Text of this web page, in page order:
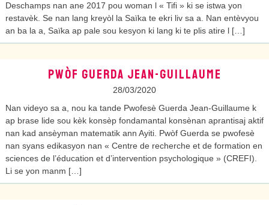
Deschamps nan ane 2017 pou woman l « Tifi » ki se istwa yon
restavèk. Se nan lang kreyòl la Saïka te ekri liv sa a. Nan entèvyou
an ba la a, Saïka ap pale sou kesyon ki lang ki te plis atire l […]
PWÒF GUERDA JEAN-GUILLAUME
28/03/2020
Nan videyo sa a, nou ka tande Pwofesè Guerda Jean-Guillaume k
ap brase lide sou kèk konsèp fondamantal konsènan aprantisaj aktif
nan kad ansèyman matematik ann Ayiti. Pwòf Guerda se pwofesè
nan syans edikasyon nan « Centre de recherche et de formation en
sciences de l’éducation et d’intervention psychologique » (CREFI).
Li se yon manm […]